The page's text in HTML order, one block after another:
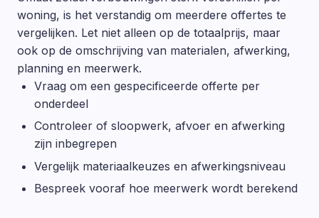
woning, is het verstandig om meerdere offertes te
vergelijken. Let niet alleen op de totaalprijs, maar
ook op de omschrijving van materialen, afwerking,
planning en meerwerk.
Vraag om een gespecificeerde offerte per
onderdeel
Controleer of sloopwerk, afvoer en afwerking
zijn inbegrepen
Vergelijk materiaalkeuzes en afwerkingsniveau
Bespreek vooraf hoe meerwerk wordt berekend